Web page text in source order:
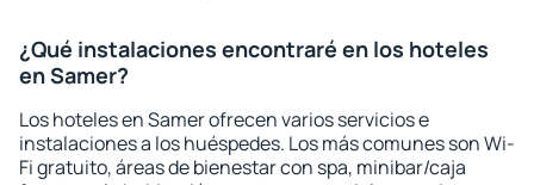
¿Qué instalaciones encontraré en los hoteles
en Samer?
Los hoteles en Samer ofrecen varios servicios e
instalaciones a los huéspedes. Los más comunes son Wi-
Fi gratuito, áreas de bienestar con spa, minibar/caja